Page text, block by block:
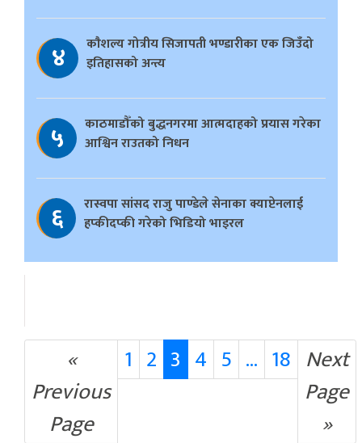
४
काैशल्य गोत्रीय सिजापती भण्डारीका एक जिउँदो
इतिहासको अन्त्य
५
काठमाडौँको बुद्धनगरमा आत्मदाहको प्रयास गरेका
आश्विन राउतको निधन
६
रास्वपा सांसद राजु पाण्डेले सेनाका क्याप्टेनलाई
हप्कीदप्की गरेको भिडियो भाइरल
«
Previous
Page
1 2 3 4 5 ... 18 Next
Page
»